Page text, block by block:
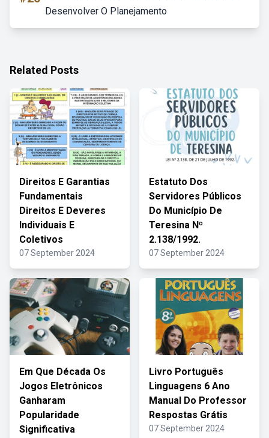
Desenvolver O Planejamento
Related Posts
Direitos E Garantias
Fundamentais
Direitos E Deveres
Individuais E
Coletivos
07 September 2024
Estatuto Dos
Servidores Públicos
Do Município De
Teresina Nº
2.138/1992.
07 September 2024
Em Que Década Os
Jogos Eletrônicos
Ganharam
Popularidade
Significativa
Livro Português
Linguagens 6 Ano
Manual Do Professor
Respostas Grátis
07 September 2024